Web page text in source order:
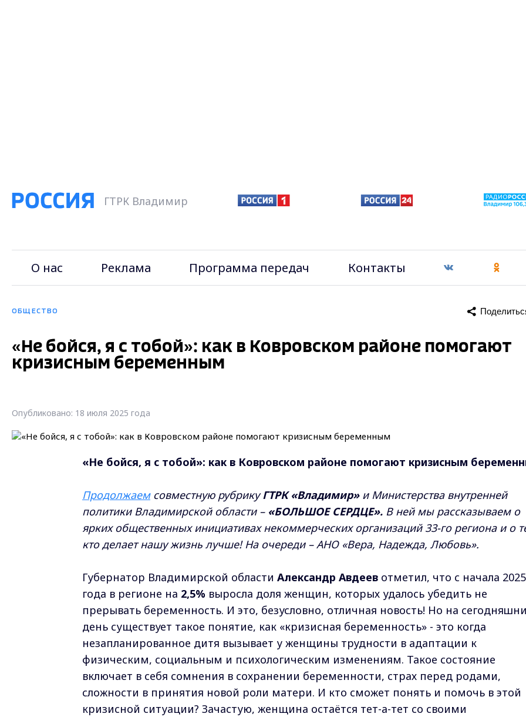
ГТРК Владимир
О нас Реклама Программа передач Контакты
ОБЩЕСТВО
«Не бойся, я с тобой»: как в Ковровском районе помогают
кризисным беременным
Опубликовано: 18 июля 2025 года
«Не бойся, я с тобой»: как в Ковровском районе помогают кризисным
Продолжаемсовместную рубрикуГТРК «Владимир»и Министерства внутренней
политики Владимирской области – «БОЛЬШОЕ СЕРДЦЕ». В ней мы рассказываем о
ярких общественных инициативах некоммерческих организаций 33-го региона и о
кто делает нашу жизнь лучше! На очереди – АНО «Вера, Надежда, Любовь».
Губернатор Владимирской области Александр Авдеев отметил, что с начала 2025
года в регионе на 2,5% выросла доля женщин, которых удалось убедить не
прерывать беременность. И это, безусловно, отличная новость! Но на
день существует такое понятие, как «кризисная беременность» - это когда
незапланированное дитя вызывает у женщины трудности в адаптации к
физическим, социальным и психологическим изменениям. Такое состояние
включает в себя сомнения в сохранении беременности, страх перед родами,
сложности в принятия новой роли матери. И кто сможет понять и помочь в этой
кризисной ситуации? Зачастую, женщина остаётся тет-а-тет со своими